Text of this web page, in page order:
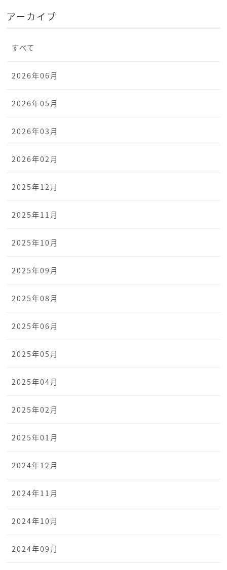
アーカイブ
すべて
2026年06月
2026年05月
2026年03月
2026年02月
2025年12月
2025年11月
2025年10月
2025年09月
2025年08月
2025年06月
2025年05月
2025年04月
2025年02月
2025年01月
2024年12月
2024年11月
2024年10月
2024年09月